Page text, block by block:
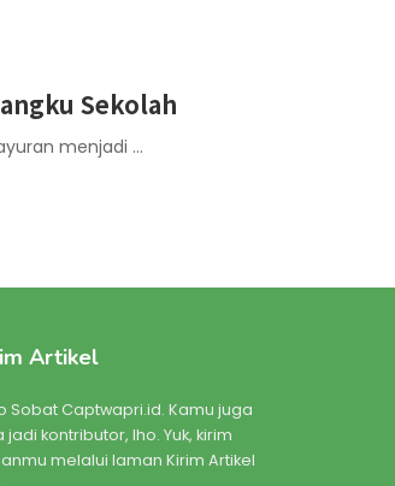
Sekolah
menjadi ...
Artikel
Sobat Captwapri.id. Kamu juga
jadi kontributor, lho. Yuk, kirim
melalui laman Kirim Artikel